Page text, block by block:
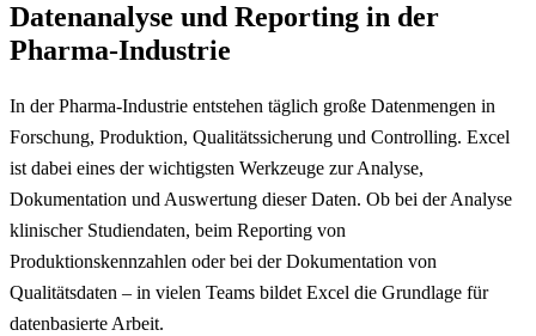
Datenanalyse und Reporting in der
Pharma-Industrie
In der Pharma-Industrie entstehen täglich große Datenmengen in
Forschung, Produktion, Qualitätssicherung und Controlling. Excel
ist dabei eines der wichtigsten Werkzeuge zur Analyse,
Dokumentation und Auswertung dieser Daten. Ob bei der Analyse
klinischer Studiendaten, beim Reporting von
Produktionskennzahlen oder bei der Dokumentation von
Qualitätsdaten – in vielen Teams bildet Excel die Grundlage für
datenbasierte Arbeit.